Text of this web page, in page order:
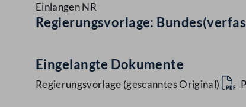
Einlangen NR
Regierungsvorlage:
Eingelangte Dokumente
Regierungsvorlage (gescanntes Original)